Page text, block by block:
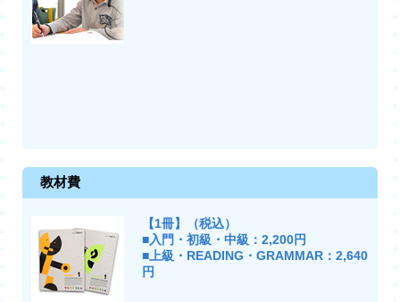
教材費
【1冊】（税込）
■入門・初級・中級：2,200円
■上級・READING・GRAMMAR：2,640
円